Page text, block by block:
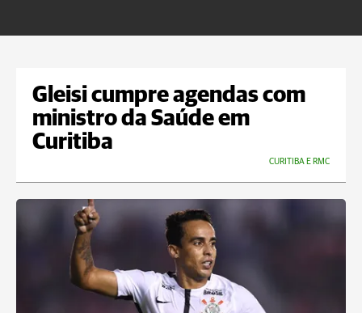
Gleisi cumpre agendas com
ministro da Saúde em
Curitiba
CURITIBA E RMC